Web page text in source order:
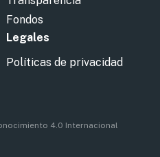
Fondos
Legales
Políticas de privacidad
4.0 Internacional